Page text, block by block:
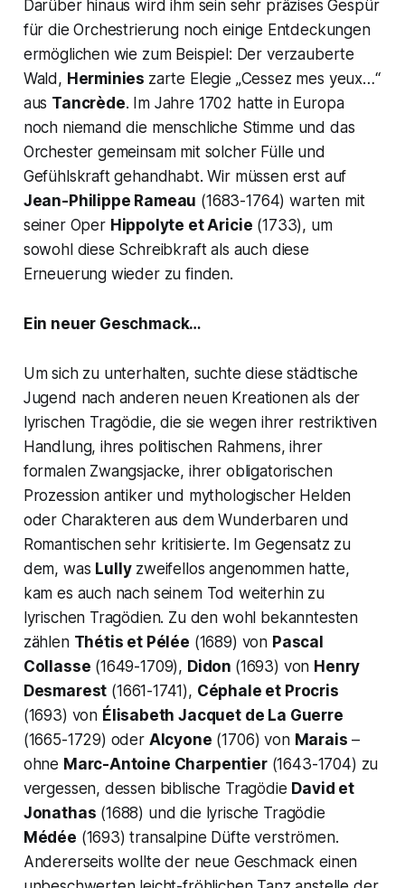
Darüber hinaus wird ihm sein sehr präzises Gespür
für die Orchestrierung noch einige Entdeckungen
ermöglichen wie zum Beispiel: Der verzauberte
Wald, Herminies zarte Elegie „Cessez mes yeux…“
aus Tancrède. Im Jahre 1702 hatte in Europa
noch niemand die menschliche Stimme und das
Orchester gemeinsam mit solcher Fülle und
Gefühlskraft gehandhabt. Wir müssen erst auf
Jean-Philippe Rameau (1683-1764) warten mit
seiner Oper Hippolyte et Aricie (1733), um
sowohl diese Schreibkraft als auch diese
Erneuerung wieder zu finden.
Ein neuer Geschmack…
Um sich zu unterhalten, suchte diese städtische
Jugend nach anderen neuen Kreationen als der
lyrischen Tragödie, die sie wegen ihrer restriktiven
Handlung, ihres politischen Rahmens, ihrer
formalen Zwangsjacke, ihrer obligatorischen
Prozession antiker und mythologischer Helden
oder Charakteren aus dem Wunderbaren und
Romantischen sehr kritisierte. Im Gegensatz zu
dem, was Lullyzweifellos angenommen hatte,
kam es auch nach seinem Tod weiterhin zu
lyrischen Tragödien. Zu den wohl bekanntesten
zählen Thétis et Pélée (1689) von Pascal
Collasse (1649-1709), Didon (1693) von Henry
Desmarest (1661-1741), Céphale et Procris
(1693) von Élisabeth Jacquet de La Guerre
(1665-1729) oder Alcyone (1706) von Marais –
ohne Marc-Antoine Charpentier(1643-1704) zu
vergessen, dessen biblische Tragödie David et
Jonathas (1688) und die lyrische Tragödie
Médée (1693) transalpine Düfte verströmen.
Andererseits wollte der neue Geschmack einen